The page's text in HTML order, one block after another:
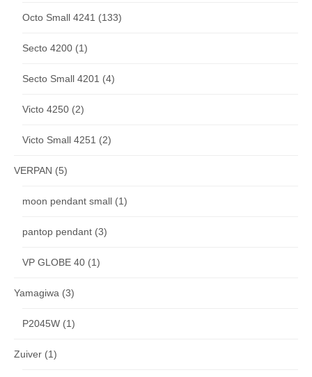
Octo Small 4241 (133)
Secto 4200 (1)
Secto Small 4201 (4)
Victo 4250 (2)
Victo Small 4251 (2)
VERPAN (5)
moon pendant small (1)
pantop pendant (3)
VP GLOBE 40 (1)
Yamagiwa (3)
P2045W (1)
Zuiver (1)